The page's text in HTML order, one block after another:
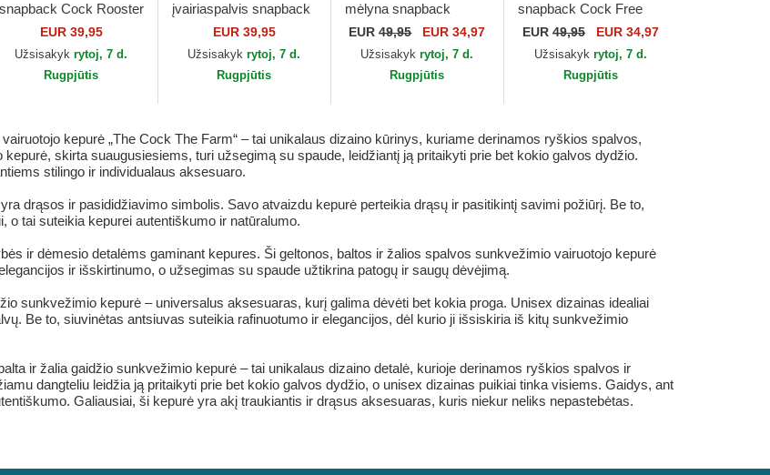
snapback Cock Rooster
The Farm Goorin Bros.
EUR 39,95
Užsisakykrytoj, 7 d.
Rugpjūtis
įvairiaspalvis snapback
Goorin Bros. Cock
Team Rooster Original
Recipe Team Pride...
EUR 39,95
Užsisakykrytoj, 7 d.
Rugpjūtis
mėlyna snapback
Shleather Cock The
Farm Goorin Bros.
EUR49,95 EUR 34,97
Užsisakykrytoj, 7 d.
Rugpjūtis
snapback Cock Free
Range The Farm Flats
The Farm Goorin Bros.
EUR 49,95 EUR 34,97
Užsisakyk rytoj, 7 d.
Rugpjūtis
kepurė „The Cock The Farm“ – tai unikalaus dizaino kūrinys, kuriame derinamos ryškios spalvos,
skirta suaugusiesiems, turi užsegimą su spaude, leidžiantį ją pritaikyti prie bet kokio galvos dydžio.
stilingo ir individualaus aksesuaro.
drąsos ir pasididžiavimo simbolis. Savo atvaizdu kepurė perteikia drąsų ir pasitikintį savimi požiūrį. Be to,
tai suteikia kepurei autentiškumo ir natūralumo.
ir dėmesio detalėms gaminant kepures. Ši geltonos, baltos ir žalios spalvos sunkvežimio vairuotojo kepurė
ir išskirtinumo, o užsegimas su spaude užtikrina patogų ir saugų dėvėjimą.
sunkvežimio kepurė – universalus aksesuaras, kurį galima dėvėti bet kokia proga. Unisex dizainas idealiai
Be to, siuvinėtas antsiuvas suteikia rafinuotumo ir elegancijos, dėl kurio ji išsiskiria iš kitų sunkvežimio
ir žalia gaidžio sunkvežimio kepurė – tai unikalaus dizaino detalė, kurioje derinamos ryškios spalvos ir
dangteliu leidžia ją pritaikyti prie bet kokio galvos dydžio, o unisex dizainas puikiai tinka visiems. Gaidys, ant
Galiausiai, ši kepurė yra akį traukiantis ir drąsus aksesuaras, kuris niekur neliks nepastebėtas.